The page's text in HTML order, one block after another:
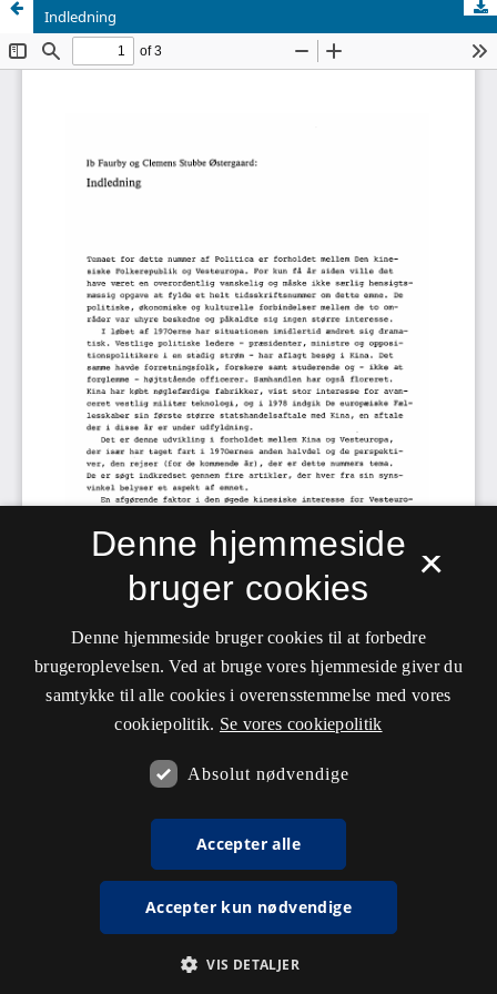
Indledning
×
Denne hjemmeside
bruger cookies
Denne hjemmeside bruger cookies til at forbedre
brugeroplevelsen. Ved at bruge vores hjemmeside giver du
samtykke til alle cookies i overensstemmelse med vores
cookiepolitik. Se vores cookiepolitik
Absolut nødvendige
Accepter alle
Accepter kun nødvendige
VIS DETALJER